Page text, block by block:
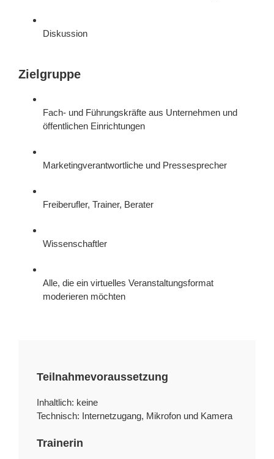
Diskussion
Zielgruppe
Fach- und Führungskräfte aus Unternehmen und
öffentlichen Einrichtungen
Marketingverantwortliche und Pressesprecher
Freiberufler, Trainer, Berater
Wissenschaftler
Alle, die ein virtuelles Veranstaltungsformat
moderieren möchten
Teilnahmevoraussetzung
Inhaltlich: keine
Technisch: Internetzugang, Mikrofon und Kamera
Trainerin